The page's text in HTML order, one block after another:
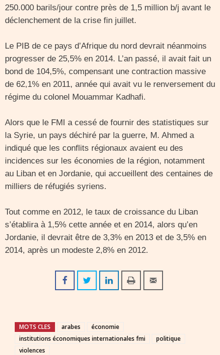
250.000 barils/jour contre près de 1,5 million b/j avant le
déclenchement de la crise fin juillet.
Le PIB de ce pays d’Afrique du nord devrait néanmoins
progresser de 25,5% en 2014. L’an passé, il avait fait un
bond de 104,5%, compensant une contraction massive
de 62,1% en 2011, année qui avait vu le renversement du
régime du colonel Mouammar Kadhafi.
Alors que le FMI a cessé de fournir des statistiques sur
la Syrie, un pays déchiré par la guerre, M. Ahmed a
indiqué que les conflits régionaux avaient eu des
incidences sur les économies de la région, notamment
au Liban et en Jordanie, qui accueillent des centaines de
milliers de réfugiés syriens.
Tout comme en 2012, le taux de croissance du Liban
s’établira à 1,5% cette année et en 2014, alors qu’en
Jordanie, il devrait être de 3,3% en 2013 et de 3,5% en
2014, après un modeste 2,8% en 2012.
MOTS CLES arabes
économie
institutions économiques internationales fmi
politique
violences